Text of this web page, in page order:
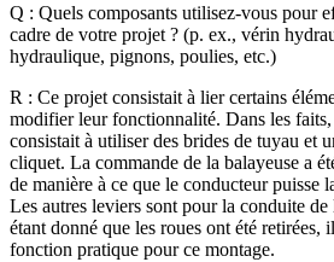
Q : Quels composants utilisez-vous pour
cadre de votre projet ? (p. ex., vérin
hydraulique, pignons, poulies, etc.)
R : Ce projet consistait à lier certains
modifier leur fonctionnalité. Dans les
consistait à utiliser des brides de tuyau et
cliquet. La commande de la balayeuse a
de manière à ce que le conducteur puisse
Les autres leviers sont pour la conduite de
étant donné que les roues ont été retirées,
fonction pratique pour ce montage.